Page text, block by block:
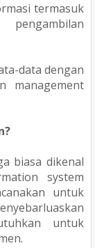
termasuk
data dengan
management
biasa dikenal
system
untuk
untuk